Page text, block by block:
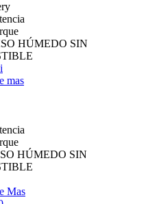
HÚMEDO SIN
i
mas
HÚMEDO SIN
Mas